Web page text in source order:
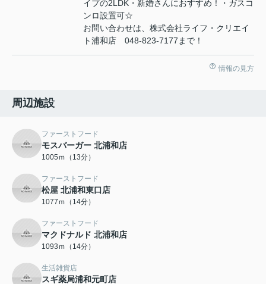
イプの2LDK・新婚さんにおすすめ！・ガスコ
ンロ設置可☆
お問い合わせは、株式会社ライフ・クリエイ
ト浦和店 048-823-7177まで！
情報の見方
周辺施設
ファーストフード
モスバーガー 北浦和店
1005ｍ（13分）
ファーストフード
松屋 北浦和東口店
1077ｍ（14分）
ファーストフード
マクドナルド 北浦和店
1093ｍ（14分）
生活雑貨店
スギ薬局浦和元町店